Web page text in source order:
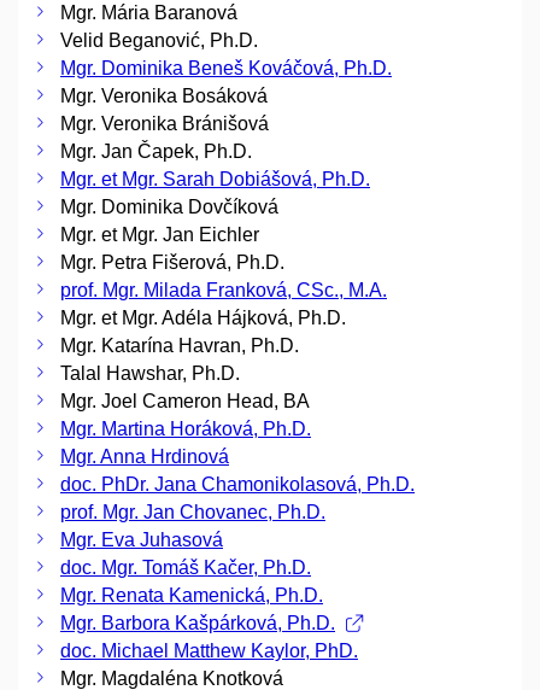
Mgr. Mária Baranová
Velid Beganović, Ph.D.
Mgr. Dominika Beneš Kováčová, Ph.D.
Mgr. Veronika Bosáková
Mgr. Veronika Bránišová
Mgr. Jan Čapek, Ph.D.
Mgr. et Mgr. Sarah Dobiášová, Ph.D.
Mgr. Dominika Dovčíková
Mgr. et Mgr. Jan Eichler
Mgr. Petra Fišerová, Ph.D.
prof. Mgr. Milada Franková, CSc., M.A.
Mgr. et Mgr. Adéla Hájková, Ph.D.
Mgr. Katarína Havran, Ph.D.
Talal Hawshar, Ph.D.
Mgr. Joel Cameron Head, BA
Mgr. Martina Horáková, Ph.D.
Mgr. Anna Hrdinová
doc. PhDr. Jana Chamonikolasová, Ph.D.
prof. Mgr. Jan Chovanec, Ph.D.
Mgr. Eva Juhasová
doc. Mgr. Tomáš Kačer, Ph.D.
Mgr. Renata Kamenická, Ph.D.
Mgr. Barbora Kašpárková, Ph.D.
doc. Michael Matthew Kaylor, PhD.
Mgr. Magdaléna Knotková